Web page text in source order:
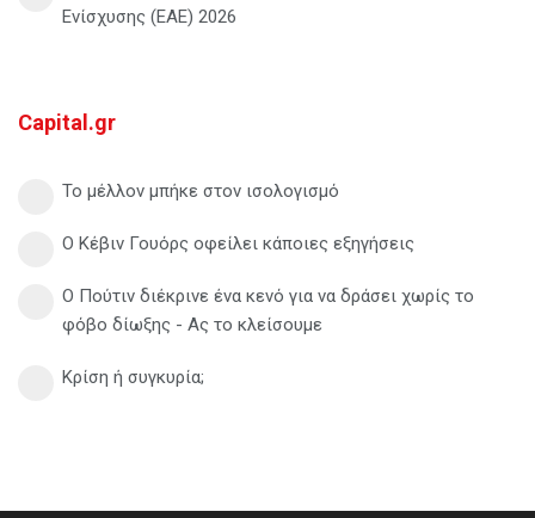
Ενίσχυσης (ΕΑΕ) 2026
Capital.gr
Το μέλλον μπήκε στον ισολογισμό
Ο Κέβιν Γουόρς οφείλει κάποιες εξηγήσεις
Ο Πούτιν διέκρινε ένα κενό για να δράσει χωρίς το
φόβο δίωξης - Ας το κλείσουμε
Κρίση ή συγκυρία;